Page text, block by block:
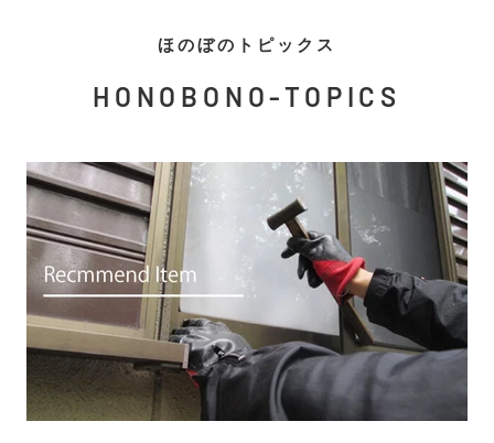
ほのぼのトピックス
HONOBONO-TOPICS